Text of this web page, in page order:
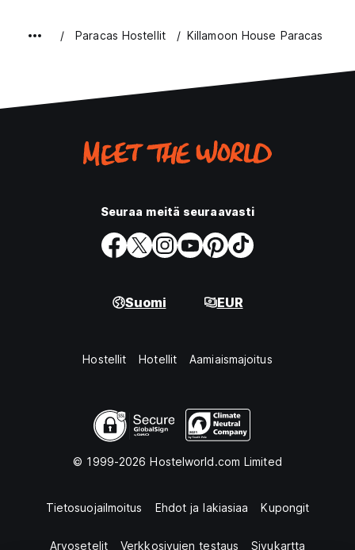
Paracas Hostellit Killamoon House Paracas
Seuraa meitä seuraavasti
Suomi EUR
Hostellit Hotellit Aamiaismajoitus
© 1999-2026 Hostelworld.com Limited
Tietosuojailmoitus Ehdot ja lakiasiaa Kupongit
Arvosetelit Verkkosivujen testaus Sivukartta